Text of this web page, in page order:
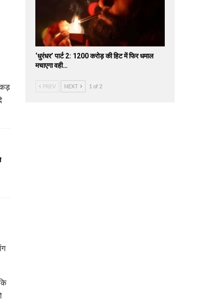
‘धुरंधर’ पार्ट 2: 1200 करोड़ की हिट में फिर धमाल
मचाएगा वही…
PREV NEXT 1 of 2